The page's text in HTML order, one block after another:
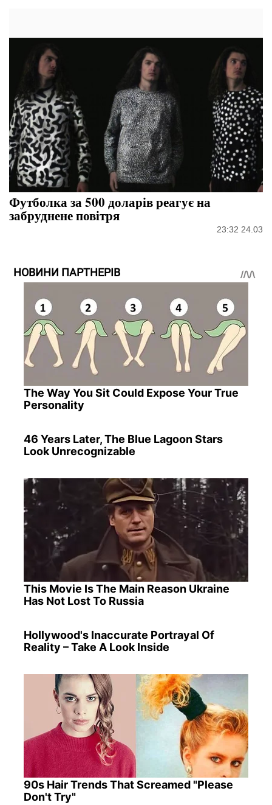
Футболка за 500 доларів реагує на
забруднене повітря
23:32 24.03
НОВИНИ ПАРТНЕРІВ
The Way You Sit Could Expose Your True
Personality
46 Years Later, The Blue Lagoon Stars
Look Unrecognizable
This Movie Is The Main Reason Ukraine
Has Not Lost To Russia
Hollywood's Inaccurate Portrayal Of
Reality – Take A Look Inside
90s Hair Trends That Screamed "Please
Don't Try"